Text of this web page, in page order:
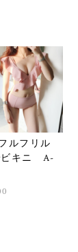
ルフリル
ビキニ A-